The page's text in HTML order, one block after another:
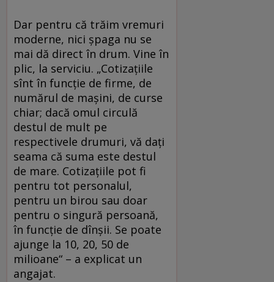
Dar pentru că trăim vremuri
moderne, nici şpaga nu se
mai dă direct în drum. Vine în
plic, la serviciu. „Cotizaţiile
sînt în funcţie de firme, de
numărul de maşini, de curse
chiar; dacă omul circulă
destul de mult pe
respectivele drumuri, vă daţi
seama că suma este destul
de mare. Cotizaţiile pot fi
pentru tot personalul,
pentru un birou sau doar
pentru o singură persoană,
în funcţie de dînşii. Se poate
ajunge la 10, 20, 50 de
milioane“ – a explicat un
angajat.